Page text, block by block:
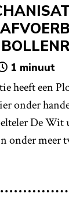
1 minuut
heeft een
onder
De Wit
onder meer